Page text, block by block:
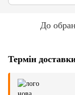
До
Термін